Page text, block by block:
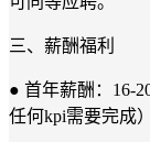
三、薪酬福利
● 首年薪酬：16-
任何kpi需要完成）